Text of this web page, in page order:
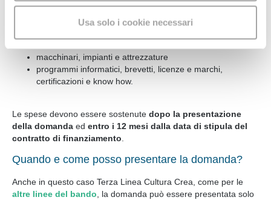
l'utilizzo del sito web. Condividiamo inoltre
con i nostri partner di fiduciasul modo in cui
l'utente utilizza il nostro sito, i quali potrebbero
combinarle con altre informazioni che l'utente ha fornito
loro o che hanno raccolto dal suo utilizzo dei loro servizi.
Acconsente ai nostri cookie se continua a navigare sul
Usa solo i cookie necessari
ammessa,elevabile al 90%in caso di impresa femminile, o
Lespese ammissibiliriguardano:
macchinari, impianti e attrezzature
programmi informatici, brevetti, licenze e marchi,
certificazioni e know how.
Le spese devono essere sostenute dopo la presentazione
della domanda ed entro i 12 mesi dalla data di stipula del
contratto di finanziamento
Quando e come posso presentare la domanda?
Anche in questo caso Terza Linea Cultura Crea, come per le
altre linee del bando , la domanda può essere presentata solo